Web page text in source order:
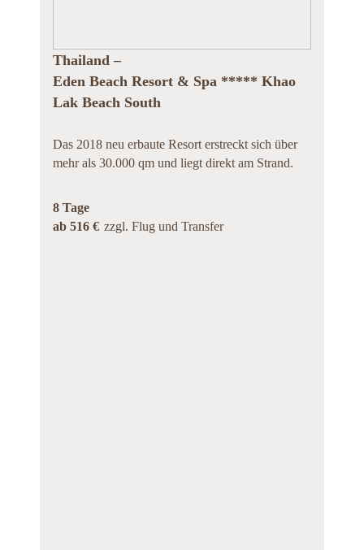
Thailand –
Eden Beach Resort & Spa ***** Khao
Lak Beach South
Das 2018 neu erbaute Resort erstreckt sich über
mehr als 30.000 qm und liegt direkt am Strand.
8 Tage
ab 516 € zzgl. Flug und Transfer